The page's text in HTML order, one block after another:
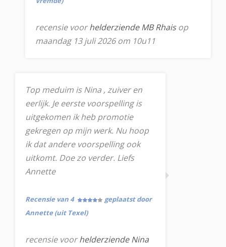
recensie voorhelderziende MB Rhaisop
maandag 13 juli 2026 om 10u11
Top meduim is Nina , zuiver en
eerlijk. Je eerste voorspelling is
uitgekomen ik heb promotie
gekregen op mijn werk. Nu hoop
ik dat andere voorspelling ook
uitkomt. Doe zo verder. Liefs
Annette
Recensie van 4
geplaatst door
Annette (uit Texel)
recensie voorhelderziende Nina